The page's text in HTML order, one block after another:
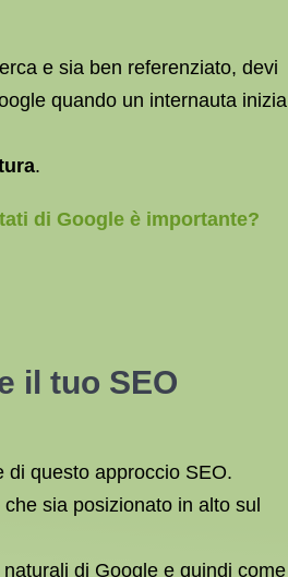
e sia ben referenziato, devi
quando un internauta inizia
.
di Google è importante?
il tuo SEO
di questo approccio SEO.
sia posizionato in alto sul
di Google e quindi come